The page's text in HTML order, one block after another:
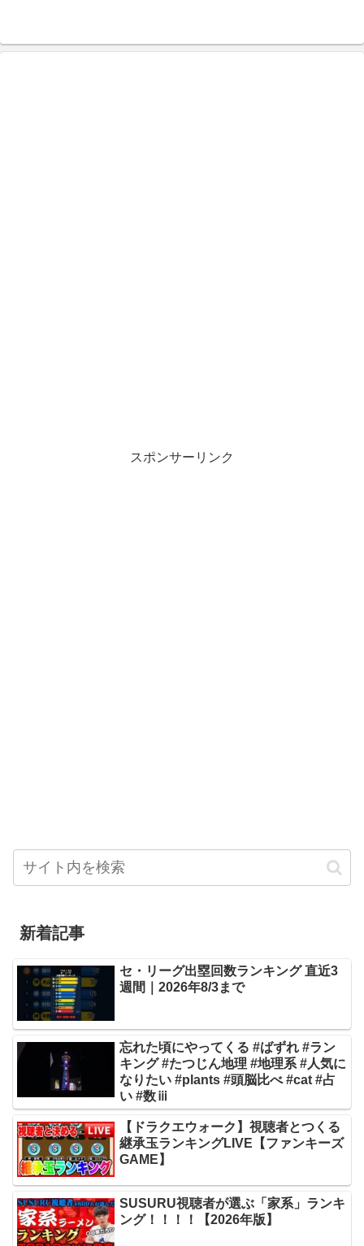
スポンサーリンク
新着記事
セ・リーグ出塁回数ランキング 直近3
週間｜2026年8/3まで
忘れた頃にやってくる #ばずれ #ラン
キング #たつじん地理 #地理系 #人気に
なりたい #plants #頭脳比べ #cat #占
い #数ⅲ
【ドラクエウォーク】視聴者とつくる
継承玉ランキングLIVE【ファンキーズ
GAME】
SUSURU視聴者が選ぶ「家系」ランキ
ング！！！！【2026年版】